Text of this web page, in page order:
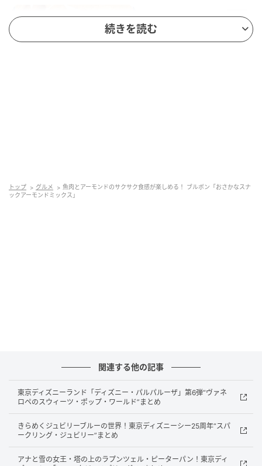
ブルボンは1924年に新潟県柏崎市で創業し、2024年
に創立100周年を迎えた大手菓子メーカーです。
ルマンドやアルフォートをはじめとするビスケット・
スナック菓子で知られており、「おさかなスナックア
ーモンドミックス」はたんぱく質を意識した新しいス
ナックとして期間限定で登場します。
続きを読む
トップ グルメ
魚肉とアーモンドのサクサク食感が楽しめる！ ブルボン「おさかなスナ
ックアーモンドミックス」
関連する他の記事
東京ディズニーランド「ディズニー・パルパルーザ」第6弾“ヴァネ
ロペのスウィーツ・ポップ・ワールド”まとめ
きらめくジュビリーブルーの世界！東京ディズニーシー25周年“スパ
ークリング・ジュビリー”まとめ
アナと雪の女王・塔の上のラプンツェル・ピーターパン！東京ディ